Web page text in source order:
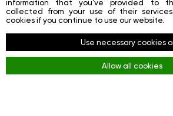
Login
Facebook
information that you’ve provided to
collected from your use of their
cookies if you continue to use our website.
Use necessary cookies
Allow all cookies